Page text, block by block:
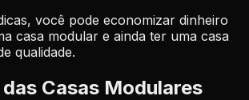
você pode economizar dinheiro
casa modular e ainda ter uma casa
qualidade.
Casas Modulares